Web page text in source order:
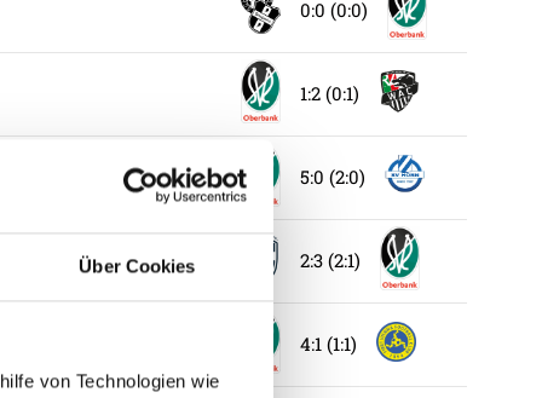
Über Cookies
von Technologien wie
0:0 (0:0)
1:2 (0:1)
5:0 (2:0)
2:3 (2:1)
4:1 (1:1)